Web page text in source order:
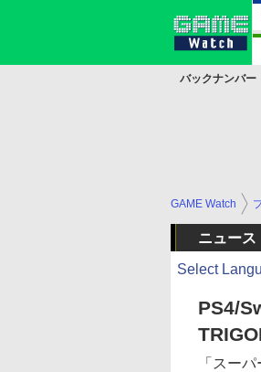
バックナンバー
GAME Watch
ニュース
Select
PS4/
「スー